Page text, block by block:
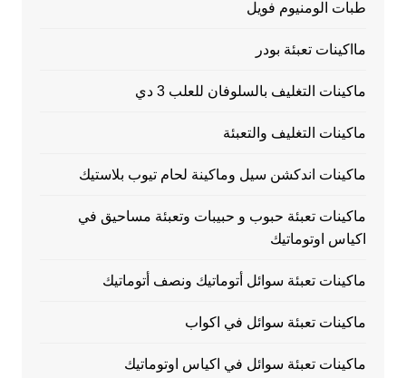
طبات الومنيوم فويل
مااكينات تعبئة بودر
ماكينات التغليف بالسلوفان للعلب 3 دي
ماكينات التغليف والتعبئة
ماكينات اندكشن سيل وماكينة لحام تيوب بلاستيك
ماكينات تعبئة حبوب و حبيبات وتعبئة مساحيق في
اكياس اوتوماتيك
ماكينات تعبئة سوائل أتوماتيك ونصف أتوماتيك
ماكينات تعبئة سوائل في اكواب
ماكينات تعبئة سوائل في اكياس اوتوماتيك